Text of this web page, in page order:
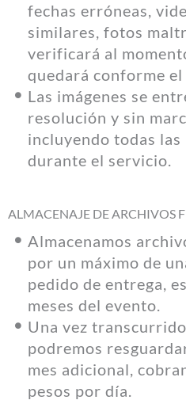
fechas erróneas,
similares, fotos
verificará al
quedará conforme
Las imágenes se
resolución y sin
incluyendo todas las
durante el servicio.
ALMACENAJE DE ARCHIVOS
Almacenamos
por un máximo de
pedido de entrega,
meses del evento.
Una vez
podremos
mes adicional,
pesos por día.